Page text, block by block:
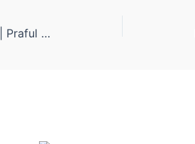
Revu Bhadana Makan Ma Lyrics | Praful Dave